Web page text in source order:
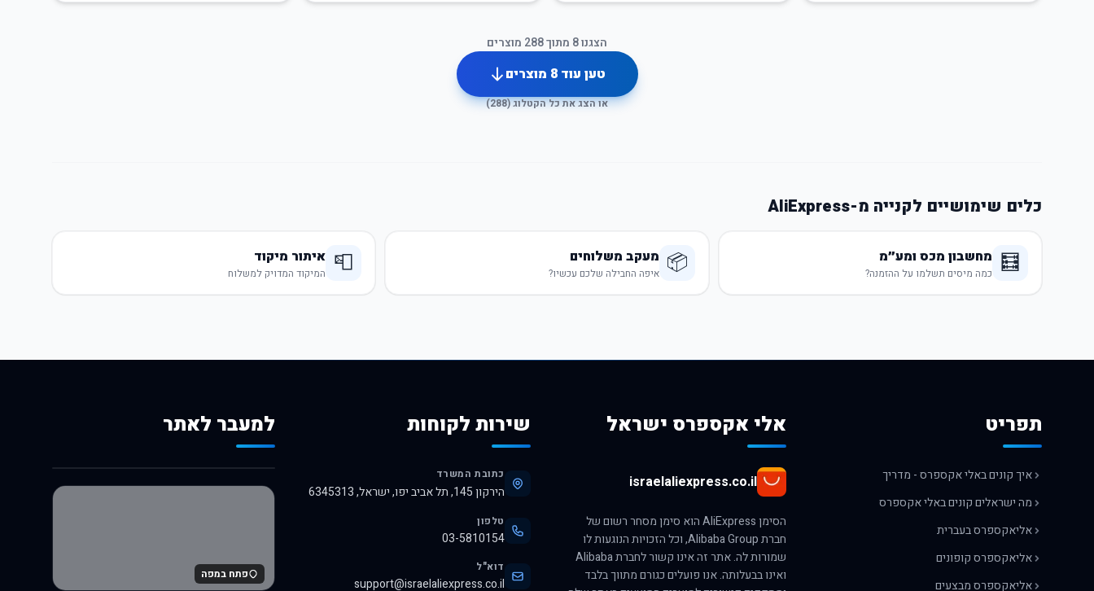
הצגנו8 מתוך288 מוצרים
טען עוד8 מוצרים
או הצג את כל הקטלוג (288
)
כלים שימושיים לקנייה מ-AliExpress
🧮 מחשבון מכס ומע״מ
כמה מיסים תשלמו על ההזמנה? 📦 מעקב משלוחים
איפה החבילה שלכם עכשיו? 📮 איתור מיקוד
המיקוד המדויק למשלוח
תפריט
איך קונים באלי אקספרס - מדריך
מה ישראלים קונים באלי אקספרס
אליאקספרס בעברית
אליאקספרס קופונים
אליאקספרס מבצעים
אלי אקספרס ישראל
israelaliexpress.co.il
הסימן AliExpress הוא סימן מסחר רשום של
חברת Alibaba Group, וכל הזכויות הנוגעות לו
שמורות לה. אתר זה אינו קשור לחברת Alibaba
ואינו בבעלותה. אנו פועלים כגורם מתווך בלבד
שירות לקוחות
כתובת המשרד
הירקון 145, תל אביב יפו, ישראל, 6345313
טלפון
03-5810154
דוא"ל
support@israelaliexpress.co.il
למעבר לאתר
לרכישה באלי אקספרס
פתח במפה